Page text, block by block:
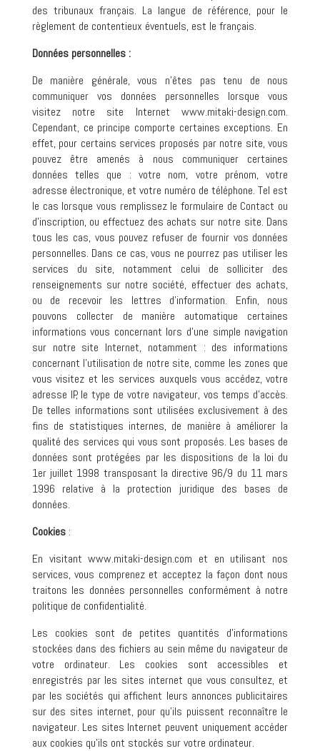
des tribunaux français. La langue de référence, pour le
règlement de contentieux éventuels, est le français.
Données personnelles :
De manière générale, vous n’êtes pas tenu de nous
communiquer vos données personnelles lorsque vous
visitez notre site Internet www.mitaki-design.com.
Cependant, ce principe comporte certaines exceptions. En
effet, pour certains services proposés par notre site, vous
pouvez être amenés à nous communiquer certaines
données telles que : votre nom, votre prénom, votre
adresse électronique, et votre numéro de téléphone. Tel est
le cas lorsque vous remplissez le formulaire de Contact ou
d’inscription, ou effectuez des achats sur notre site. Dans
tous les cas, vous pouvez refuser de fournir vos données
personnelles. Dans ce cas, vous ne pourrez pas utiliser les
services du site, notamment celui de solliciter des
renseignements sur notre société, effectuer des achats,
ou de recevoir les lettres d’information. Enfin, nous
pouvons collecter de manière automatique certaines
informations vous concernant lors d’une simple navigation
sur notre site Internet, notamment : des informations
concernant l’utilisation de notre site, comme les zones que
vous visitez et les services auxquels vous accédez, votre
adresse IP, le type de votre navigateur, vos temps d’accès.
De telles informations sont utilisées exclusivement à des
fins de statistiques internes, de manière à améliorer la
qualité des services qui vous sont proposés. Les bases de
données sont protégées par les dispositions de la loi du
1er juillet 1998 transposant la directive 96/9 du 11 mars
1996 relative à la protection juridique des bases de
données.
Cookies:
En visitant www.mitaki-design.com et en utilisant nos
services, vous comprenez et acceptez la façon dont nous
traitons les données personnelles conformément à notre
politique de confidentialité.
Les cookies sont de petites quantités d’informations
stockées dans des fichiers au sein même du navigateur de
votre ordinateur. Les cookies sont accessibles et
enregistrés par les sites internet que vous consultez, et
par les sociétés qui affichent leurs annonces publicitaires
sur des sites internet, pour qu’ils puissent reconnaître le
navigateur. Les sites Internet peuvent uniquement accéder
aux cookies qu’ils ont stockés sur votre ordinateur.